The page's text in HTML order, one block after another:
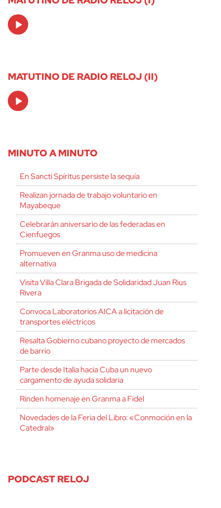
Audio
Player
MATUTINO DE RADIO RELOJ (II)
Audio
Player
MINUTO A MINUTO
En Sancti Spíritus persiste la sequía
Realizan jornada de trabajo voluntario en
Mayabeque
Celebrarán aniversario de las federadas en
Cienfuegos
Promueven en Granma uso de medicina
alternativa
Visita Villa Clara Brigada de Solidaridad Juan Rius
Rivera
Convoca Laboratorios AICA a licitación de
transportes eléctricos
Resalta Gobierno cubano proyecto de mercados
de barrio
Parte desde Italia hacia Cuba un nuevo
cargamento de ayuda solidaria
Rinden homenaje en Granma a Fidel
Novedades de la Feria del Libro: «Conmoción en la
Catedral»
PODCAST RELOJ